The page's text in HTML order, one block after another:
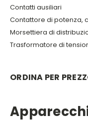
Contatti ausiliari
Contattore di potenza,
Morsettiera di
Trasformatore di
ORDINA PER